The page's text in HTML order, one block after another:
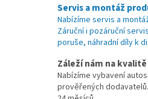
Servis a montáž
Nabízíme servis a
Záruční i pozáruční
poruše, náhradní díly k
Záleží nám na
Nabízíme vybavení
prověřených